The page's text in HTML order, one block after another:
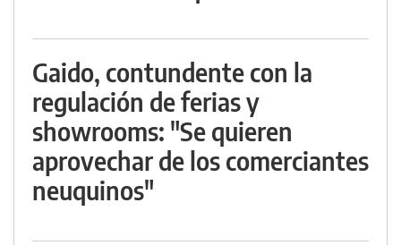
Gaido, contundente con la
regulación de ferias y
showrooms: "Se quieren
aprovechar de los comerciantes
neuquinos"